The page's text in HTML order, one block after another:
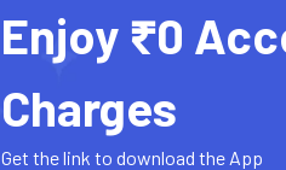
Enjoy ₹0
Charges
Get the link to download the App